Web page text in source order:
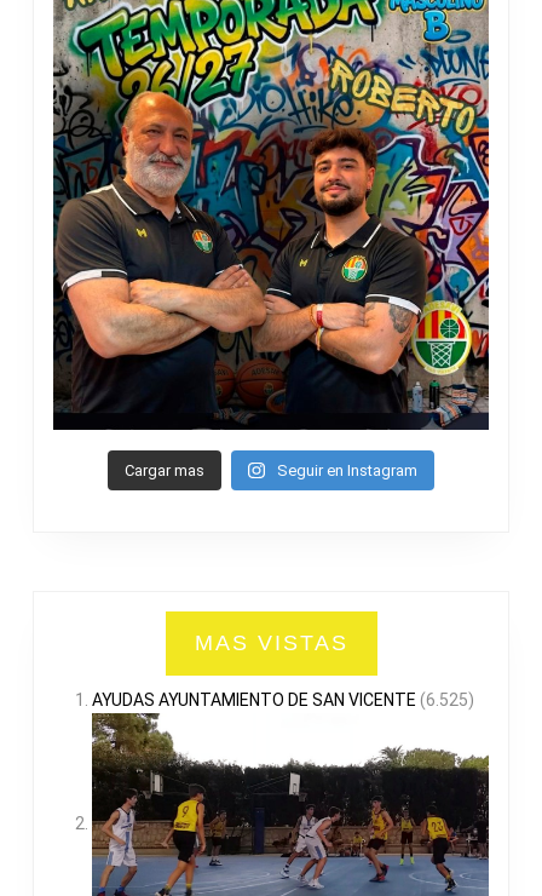
Cargar mas Seguir en Instagram
MAS VISTAS
AYUDAS AYUNTAMIENTO DE SAN VICENTE (6.525)